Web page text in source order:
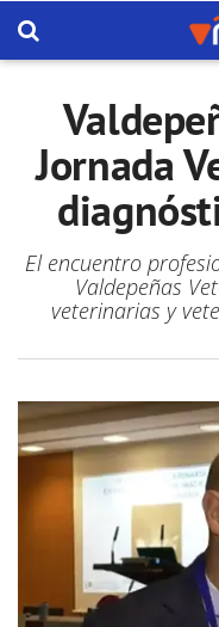
Jornada
El encuentro
Valdepeñas
veterinarias y